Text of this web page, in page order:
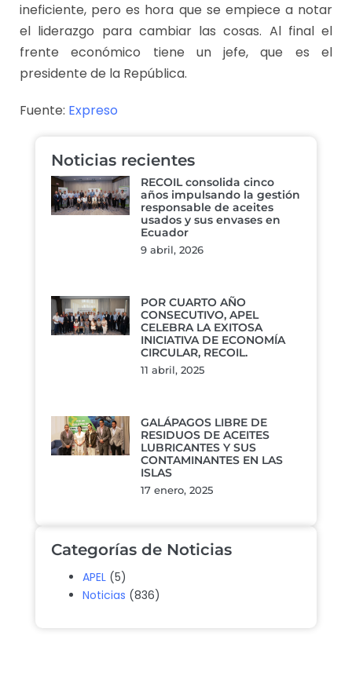
ineficiente, pero es hora que se empiece a notar
el liderazgo para cambiar las cosas. Al final el
frente económico tiene un jefe, que es el
presidente de la República.
Fuente: Expreso
Noticias recientes
RECOIL consolida cinco
años impulsando la gestión
responsable de aceites
usados y sus envases en
Ecuador
9 abril, 2026
POR CUARTO AÑO
CONSECUTIVO, APEL
CELEBRA LA EXITOSA
INICIATIVA DE ECONOMÍA
CIRCULAR, RECOIL.
11 abril, 2025
GALÁPAGOS LIBRE DE
RESIDUOS DE ACEITES
LUBRICANTES Y SUS
CONTAMINANTES EN LAS
ISLAS
17 enero, 2025
Categorías de Noticias
APEL (5)
Noticias (836)